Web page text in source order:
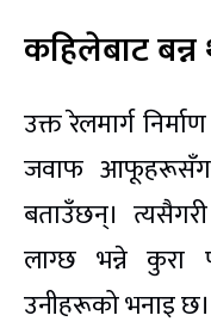
कहिलेबाट बन्न
उक्त रेलमार्ग
जवाफ आफूहरूसँग
बताउँछन्।
लाग्छ भन्ने कुरा
उनीहरूको भनाइ छ।